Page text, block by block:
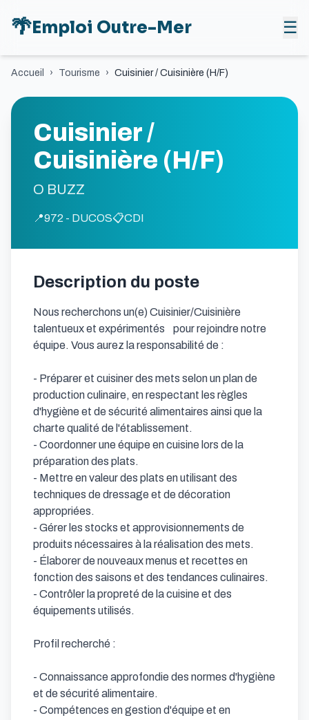
🌴Emploi Outre-Mer ☰
Accueil › Tourisme › Cuisinier / Cuisinière (H/F)
Cuisinier /
Cuisinière (H/F)
O BUZZ
📍972 - DUCOS📋CDI
Description du poste
Nous recherchons un(e) Cuisinier/Cuisinière
talentueux et expérimentés    pour rejoindre notre
équipe. Vous aurez la responsabilité de :
- Préparer et cuisiner des mets selon un plan de
production culinaire, en respectant les règles
d'hygiène et de sécurité alimentaires ainsi que la
charte qualité de l'établissement.
- Coordonner une équipe en cuisine lors de la
préparation des plats.
- Mettre en valeur des plats en utilisant des
techniques de dressage et de décoration
appropriées.
- Gérer les stocks et approvisionnements de
produits nécessaires à la réalisation des mets.
- Élaborer de nouveaux menus et recettes en
fonction des saisons et des tendances culinaires.
- Contrôler la propreté de la cuisine et des
équipements utilisés.
Profil recherché :
- Connaissance approfondie des normes d'hygiène
et de sécurité alimentaire.
- Compétences en gestion d'équipe et en